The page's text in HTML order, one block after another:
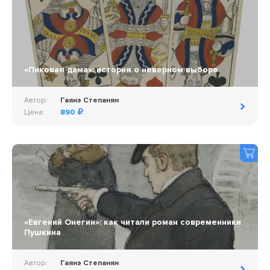
«Пиковая дама»: история о неверном выборе
Автор:
Гаянэ Степанян
Цена:
890
«Евгений Онегин»: как читали роман современники
Пушкина
Автор:
Гаянэ Степанян